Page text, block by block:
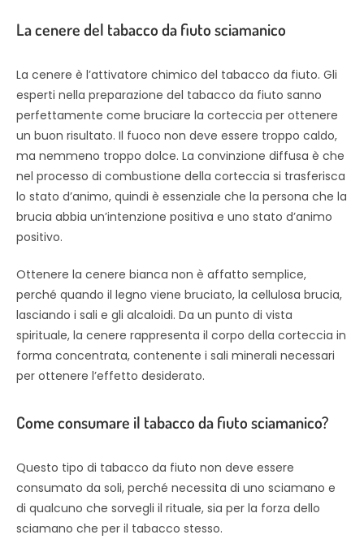
La cenere del tabacco da fiuto sciamanico
La cenere è l’attivatore chimico del tabacco da fiuto. Gli
esperti nella preparazione del tabacco da fiuto sanno
perfettamente come bruciare la corteccia per ottenere
un buon risultato. Il fuoco non deve essere troppo caldo,
ma nemmeno troppo dolce. La convinzione diffusa è che
nel processo di combustione della corteccia si trasferisca
lo stato d’animo, quindi è essenziale che la persona che la
brucia abbia un’intenzione positiva e uno stato d’animo
positivo.
Ottenere la cenere bianca non è affatto semplice,
perché quando il legno viene bruciato, la cellulosa brucia,
lasciando i sali e gli alcaloidi. Da un punto di vista
spirituale, la cenere rappresenta il corpo della corteccia in
forma concentrata, contenente i sali minerali necessari
per ottenere l’effetto desiderato.
Come consumare il tabacco da fiuto sciamanico?
Questo tipo di tabacco da fiuto non deve essere
consumato da soli, perché necessita di uno sciamano e
di qualcuno che sorvegli il rituale, sia per la forza dello
sciamano che per il tabacco stesso.